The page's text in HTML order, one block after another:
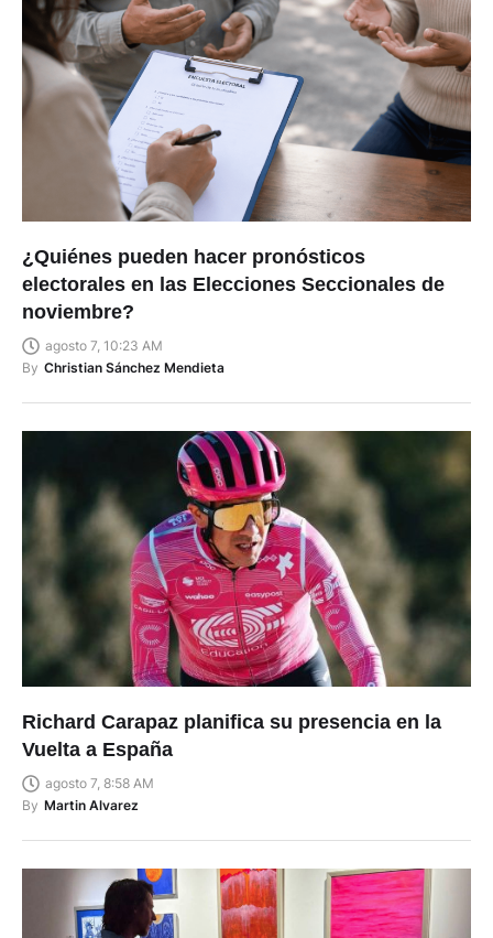
¿Quiénes pueden hacer pronósticos
electorales en las Elecciones Seccionales de
noviembre?
agosto 7, 10:23 AM
By Christian Sánchez Mendieta
Richard Carapaz planifica su presencia en la
Vuelta a España
agosto 7, 8:58 AM
By Martin Alvarez